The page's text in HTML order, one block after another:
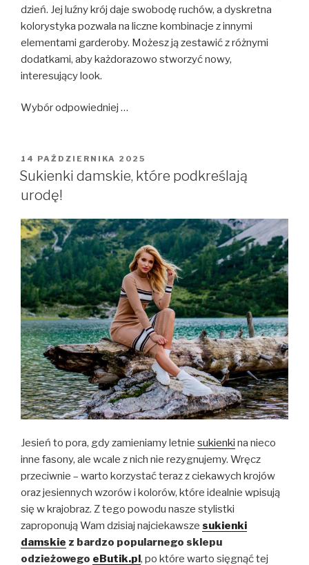
dzień. Jej luźny krój daje swobodę ruchów, a dyskretna
kolorystyka pozwala na liczne kombinacje z innymi
elementami garderoby. Możesz ją zestawić z różnymi
dodatkami, aby każdorazowo stworzyć nowy,
interesujący look.
Wybór odpowiedniej …
OPUBLIKOWANE
W
14 PAŹDZIERNIKA 2025
Sukienki damskie, które podkreślają
urodę!
Jesień to pora, gdy zamieniamy letnie sukienki na nieco
inne fasony, ale wcale z nich nie rezygnujemy. Wręcz
przeciwnie – warto korzystać teraz z ciekawych krojów
oraz jesiennych wzorów i kolorów, które idealnie wpisują
się w krajobraz. Z tego powodu nasze stylistki
zaproponują Wam dzisiaj najciekawsze sukienki
damskie z bardzo popularnego sklepu
odzieżowego eButik.pl , po które warto sięgnąć tej